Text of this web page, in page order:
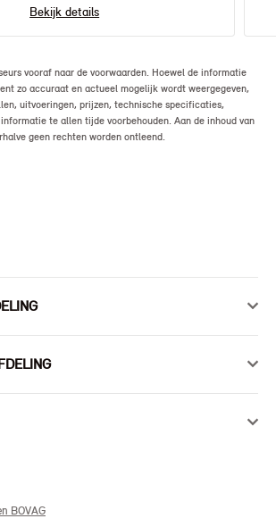
Bekijk details
vooraf naar de voorwaarden. Hoewel de informatie
zo accuraat en actueel mogelijk wordt weergegeven,
uitvoeringen, prijzen, technische specificaties,
te allen tijde voorbehouden. Aan de inhoud van
geen rechten worden ontleend.
BOVAG